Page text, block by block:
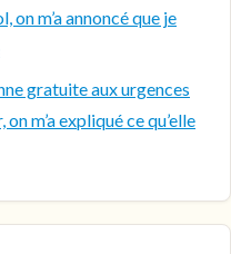
on m’a annoncé que je
gratuite aux urgences
m’a expliqué ce qu’elle